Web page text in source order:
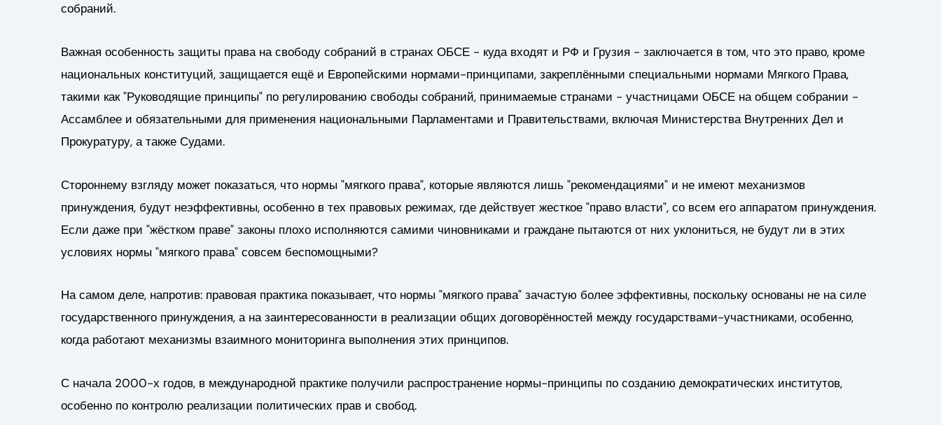
собраний.
Важная особенность защиты права на свободу собраний в странах ОБСЕ - куда входят и РФ и Грузия - заключается в том, что это право, кроме
национальных конституций, защищается ещё и Европейскими нормами-принципами, закреплёнными специальными нормами Мягкого Права,
такими как "Руководящие принципы" по регулированию свободы собраний, принимаемые странами - участницами ОБСЕ на общем собрании -
Ассамблее и обязательными для применения национальными Парламентами и Правительствами, включая Министерства Внутренних Дел и
Прокуратуру, а также Судами.
Стороннему взгляду может показаться, что нормы "мягкого права", которые являются лишь "рекомендациями" и не имеют механизмов
принуждения, будут неэффективны, особенно в тех правовых режимах, где действует жесткое "право власти", со всем его аппаратом принуждения.
Если даже при "жёстком праве" законы плохо исполняются самими чиновниками и граждане пытаются от них уклониться, не будут ли в этих
условиях нормы "мягкого права" совсем беспомощными?
На самом деле, напротив: правовая практика показывает, что нормы "мягкого права" зачастую более эффективны, поскольку основаны не на силе
государственного принуждения, а на заинтересованности в реализации общих договорённостей между государствами-участниками, особенно,
когда работают механизмы взаимного мониторинга выполнения этих принципов.
С начала 2000-х годов, в международной практике получили распространение нормы-принципы по созданию демократических институтов,
особенно по контролю реализации политических прав и свобод.